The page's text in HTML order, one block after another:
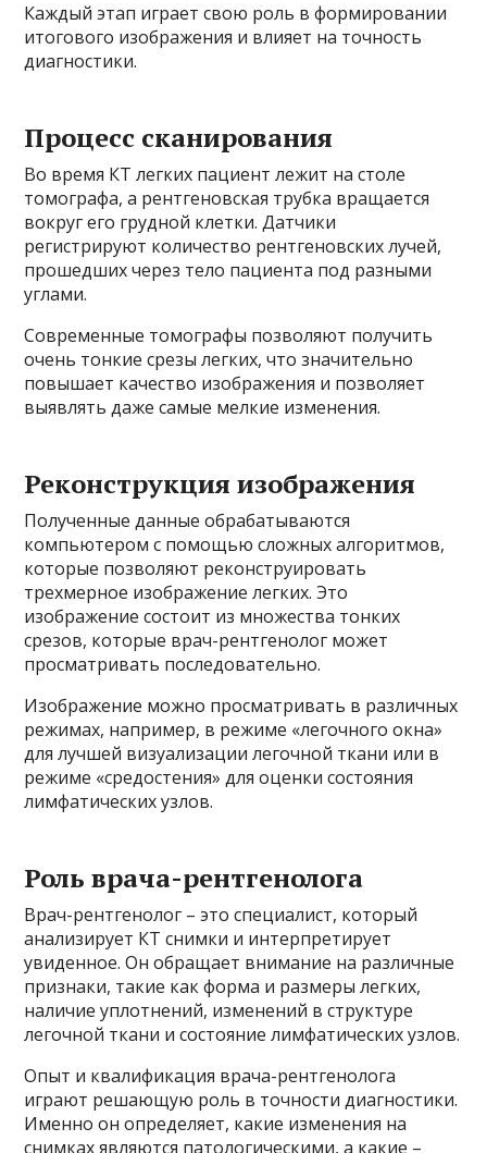
Каждый этап играет свою роль в формировании
итогового изображения и влияет на точность
диагностики.
Процесс сканирования
Во время КТ легких пациент лежит на столе
томографа, а рентгеновская трубка вращается
вокруг его грудной клетки. Датчики
регистрируют количество рентгеновских лучей,
прошедших через тело пациента под разными
углами.
Современные томографы позволяют получить
очень тонкие срезы легких, что значительно
повышает качество изображения и позволяет
выявлять даже самые мелкие изменения.
Реконструкция изображения
Полученные данные обрабатываются
компьютером с помощью сложных алгоритмов,
которые позволяют реконструировать
трехмерное изображение легких. Это
изображение состоит из множества тонких
срезов, которые врач-рентгенолог может
просматривать последовательно.
Изображение можно просматривать в различных
режимах, например, в режиме «легочного окна»
для лучшей визуализации легочной ткани или в
режиме «средостения» для оценки состояния
лимфатических узлов.
Роль врача-рентгенолога
Врач-рентгенолог – это специалист, который
анализирует КТ снимки и интерпретирует
увиденное. Он обращает внимание на различные
признаки, такие как форма и размеры легких,
наличие уплотнений, изменений в структуре
легочной ткани и состояние лимфатических узлов.
Опыт и квалификация врача-рентгенолога
играют решающую роль в точности диагностики.
Именно он определяет, какие изменения на
снимках являются патологическими, а какие –